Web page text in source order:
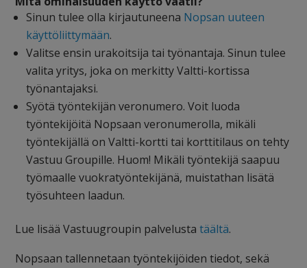
Sinun tulee olla kirjautuneena Nopsan uuteen
käyttöliittymään.
Valitse ensin urakoitsija tai työnantaja. Sinun tulee
valita yritys, joka on merkitty Valtti-kortissa
työnantajaksi.
Syötä työntekijän veronumero. Voit luoda
työntekijöitä Nopsaan veronumerolla, mikäli
työntekijällä on Valtti-kortti tai korttitilaus on tehty
Vastuu Groupille. Huom! Mikäli työntekijä saapuu
työmaalle vuokratyöntekijänä, muistathan lisätä
työsuhteen laadun.
Lue lisää Vastuugroupin palvelustatäältä.
Nopsaan tallennetaan työntekijöiden tiedot, sekä